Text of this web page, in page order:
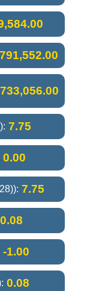
7.75
0.00
7.75
-1.00
0.08